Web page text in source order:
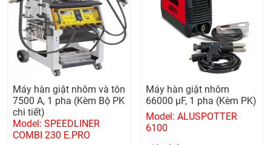
Máy hàn giật nhôm và tôn
7500 A, 1 pha (Kèm Bộ PK
chi tiết)
Model: SPEEDLINER
COMBI 230 E.PRO
Máy hàn giật nhôm
66000 µF, 1 pha (Kèm PK)
Model: ALUSPOTTER
6100